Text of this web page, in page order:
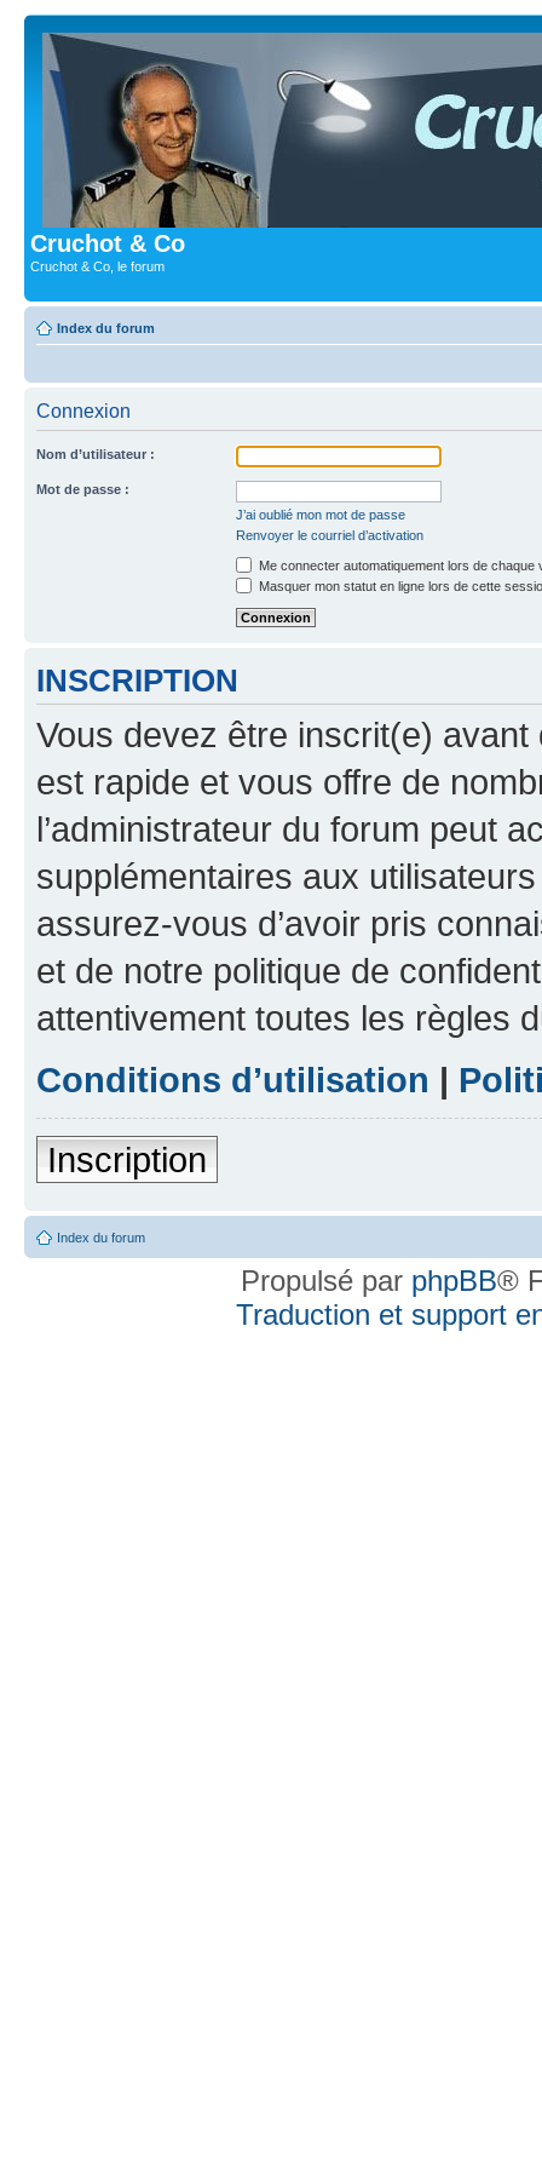
Cruchot & Co
Cruchot & Co, le forum
Index du forum
Connexion
Nom d’utilisateur :
Mot de passe :
J’ai oublié mon mot de passe
Renvoyer le courriel d’activation
Me connecter automatiquement lors de chaque
Masquer mon statut en ligne lors de cette
INSCRIPTION
Vous devez être inscrit(e) avant
est rapide et vous offre de
l’administrateur du forum peut
supplémentaires aux
assurez-vous d’avoir pris
et de notre politique de
attentivement toutes les règles
Conditions d’utilisation |
Inscription
Index du forum
Propulsé par phpBB®
Traduction et support